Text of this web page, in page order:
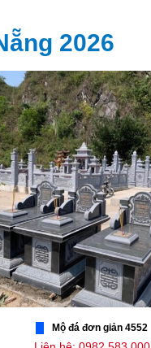
2026
Mộ đá đơn giản 4552